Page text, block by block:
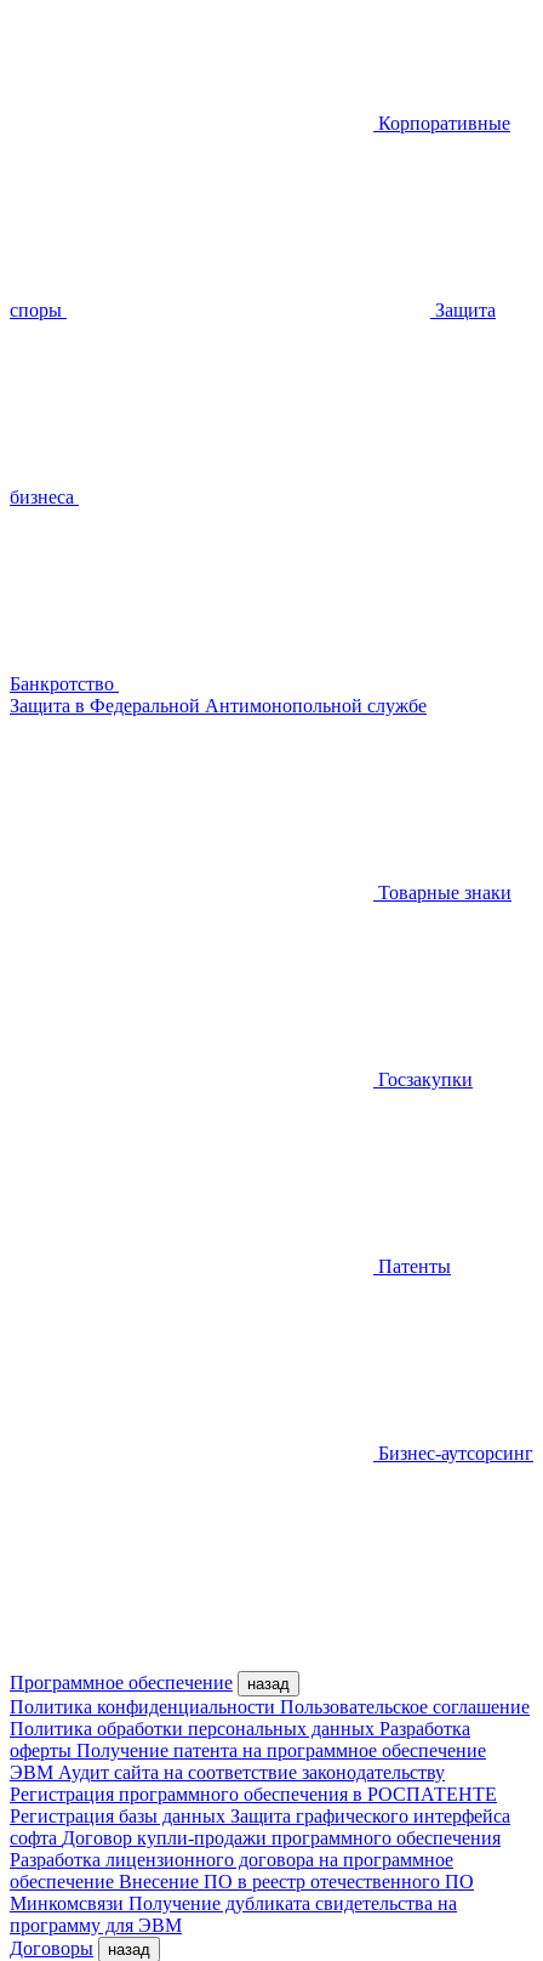
Корпоративные
споры Защита
бизнеса
Банкротство
Защита в Федеральной Антимонопольной службе
Товарные знаки
Госзакупки
Патенты
Бизнес-аутсорсинг
Программное обеспечение назад
Политика конфиденциальности Пользовательское соглашение
Политика обработки персональных данных Разработка
оферты Получение патента на программное обеспечение
ЭВМ Аудит сайта на соответствие законодательству
Регистрация программного обеспечения в РОСПАТЕНТЕ
Регистрация базы данных Защита графического интерфейса
софта Договор купли-продажи программного обеспечения
Разработка лицензионного договора на программное
обеспечение Внесение ПО в реестр отечественного ПО
Минкомсвязи Получение дубликата свидетельства на
программу для ЭВМ
Договоры
назад